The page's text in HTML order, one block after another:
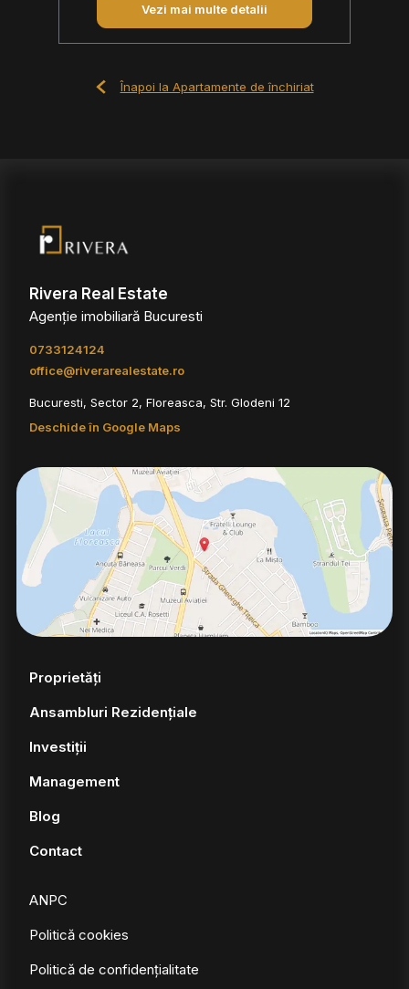
Vezi mai multe detalii
Înapoi la Apartamente de închiriat
Rivera Real Estate
Agenție imobiliară Bucuresti
0733124124
office@riverarealestate.ro
Bucuresti, Sector 2, Floreasca, Str. Glodeni 12
Deschide în Google Maps
Proprietăți
Ansambluri Rezidențiale
Investiții
Management
Blog
Contact
ANPC
Politică cookies
Politică de confidențialitate